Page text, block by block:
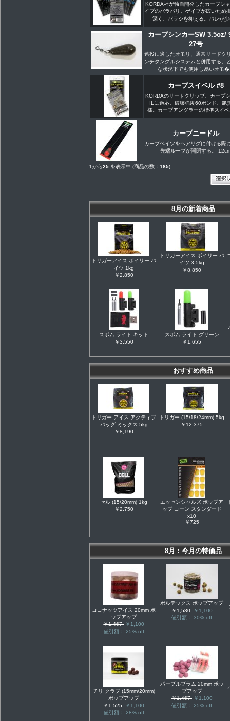
KORDA社が独自開発したカーブシ
イプのバラバリ。ゲイブが広いため
深く、バラシを抑える。バレが
カープシンカーSW 3.5oz/
27号
遠投に適したオモリ、通常リードク
ンチタングルシステムと併用する。
な状況下でも使用し易いオモ
カープスイベル #8
KORDAのリードクリップ、カープ
ILに適応。破壊強度60ポンド、艶
様。カープアングラーの標準スイ
カープニードル
カープベイツをヘアリグに付ける際
先端ループが開閉する。
1から25 を表示中 (商品の数： 185)
8月の新着商品
トリガーアイス ボイリー バ
イツ 1kg
￥2,850
トリガーアイス ボイリー バ
イツ 3.5kg
￥8,850
スポム ライト キット
￥3,550
スポム ライト グリーン
￥1,655
おすすめ商品
トリガー アイス アクティブ
バッグ ミックス 5kg
￥8,190
トリガー (15/18/24mm) 5kg
￥12,375
セル (15/20mm) 1kg
￥2,750
エッセンシャルズ ポップア
ップ コーン スタンダード
x10
￥725
8月：今月の特価品
ココナッツアイス 20mm ポ
ップアップ
￥1,467 ￥1,100
値引額： 25% off
ボルテックス ポップアップ
￥1,580 ￥1,100
値引額： 30% off
チリ クラブ (15mm/20mm)
ポップアップ
￥1,525 ￥1,100
値引額： 28% off
パープルプラム 20mm ポッ
プアップ
￥1,467 ￥1,100
値引額： 25% off